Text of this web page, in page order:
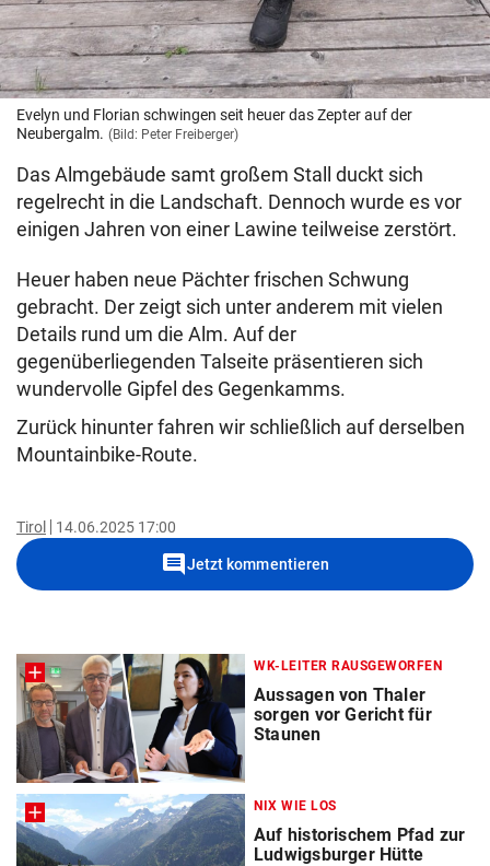
Evelyn und Florian schwingen seit heuer das Zepter auf der
Neubergalm. (Bild: Peter Freiberger)
Das Almgebäude samt großem Stall duckt sich
regelrecht in die Landschaft. Dennoch wurde es vor
einigen Jahren von einer Lawine teilweise zerstört.
Heuer haben neue Pächter frischen Schwung
gebracht. Der zeigt sich unter anderem mit vielen
Details rund um die Alm. Auf der
gegenüberliegenden Talseite präsentieren sich
wundervolle Gipfel des Gegenkamms.
Zurück hinunter fahren wir schließlich auf derselben
Mountainbike-Route.
Tirol 14.06.2025 17:00
commentJetzt kommentieren
WK-LEITER RAUSGEWORFEN
Aussagen von Thaler
sorgen vor Gericht für
Staunen
NIX WIE LOS
Auf historischem Pfad zur
Ludwigsburger Hütte